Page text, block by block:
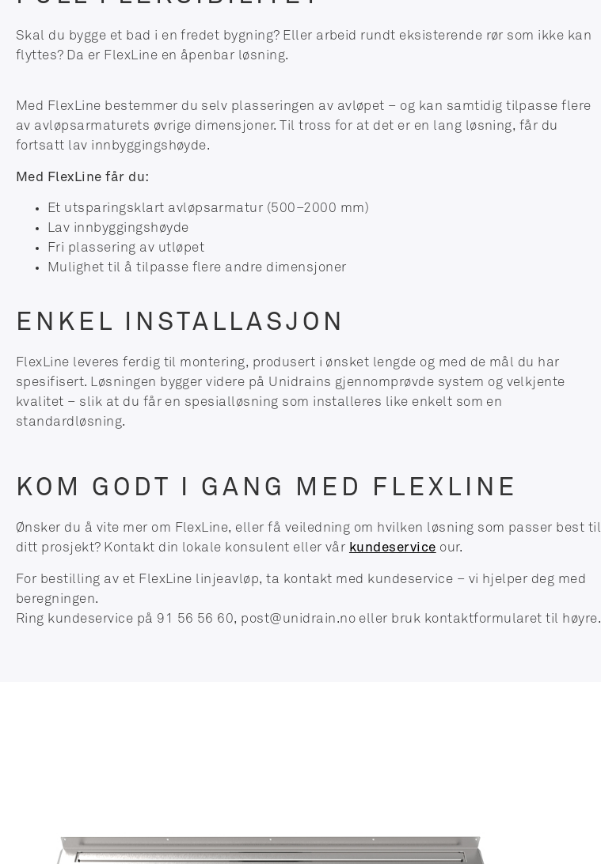
Skal du bygge et bad i en fredet bygning? Eller arbeid rundt eksisterende rør som ikke kan
flyttes? Da er FlexLine en åpenbar løsning.
Med FlexLine bestemmer du selv plasseringen av avløpet – og kan samtidig tilpasse flere
av avløpsarmaturets øvrige dimensjoner. Til tross for at det er en lang løsning, får du
fortsatt lav innbyggingshøyde.
Med FlexLine får du:
Et utsparingsklart avløpsarmatur (500–2000 mm)
Lav innbyggingshøyde
Fri plassering av utløpet
Mulighet til å tilpasse flere andre dimensjoner
ENKEL INSTALLASJON
FlexLine leveres ferdig til montering, produsert i ønsket lengde og med de mål du har
spesifisert. Løsningen bygger videre på Unidrains gjennomprøvde system og velkjente
kvalitet – slik at du får en spesialløsning som installeres like enkelt som en
standardløsning.
KOM GODT I GANG MED FLEXLINE
Ønsker du å vite mer om FlexLine, eller få veiledning om hvilken løsning som passer best til
ditt prosjekt? Kontakt din lokale konsulent eller vår kundeservice our.
For bestilling av et FlexLine linjeavløp, ta kontakt med kundeservice – vi hjelper deg med
beregningen.
Ring kundeservice på 91 56 56 60, post@unidrain.no eller bruk kontaktformularet til høyre.